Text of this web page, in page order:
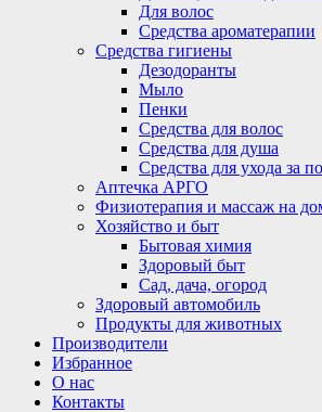
Для волос
Средства ароматерапии
Средства гигиены
Дезодоранты
Мыло
Пенки
Средства для волос
Средства для душа
Средства для ухода за
Аптечка АРГО
Физиотерапия и массаж на
Хозяйство и быт
Бытовая химия
Здоровый быт
Сад, дача, огород
Здоровый автомобиль
Продукты для животных
Производители
Избранное
О нас
Контакты